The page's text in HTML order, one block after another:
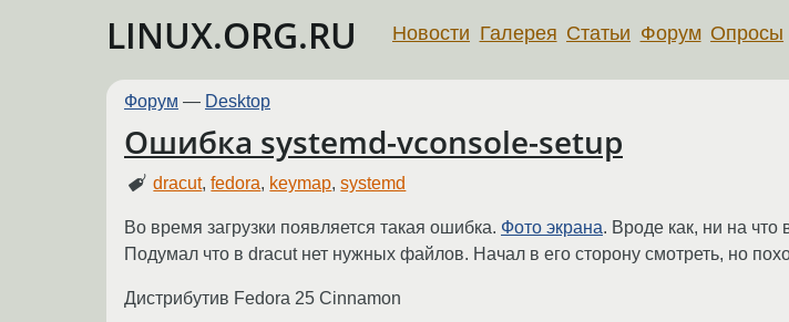
LINUX.ORG.RU Новости Галерея Статьи Форум Опросы
Форум — Desktop
Ошибка systemd-vconsole-setup
dracut,fedora, keymap,systemd
Во время загрузки появляется такая ошибка. Фото экрана. Вроде как, ни на что
Подумал что в dracut нет нужных файлов. Начал в его сторону смотреть, но
Дистрибутив Fedora 25 Cinnamon